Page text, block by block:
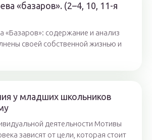
«базаров». (2–4, 10, 11-я
«Базаров»: содержание и анализ
своей собственной жизнью и
у младших школьников
деятельности Мотивы
зависят от цели, которая стоит